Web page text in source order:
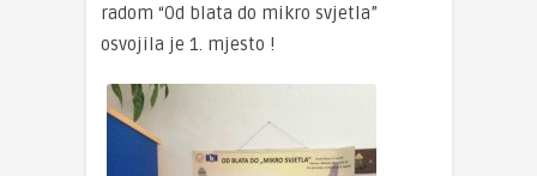
radom “Od blata do mikro svjetla”
osvojila je 1. mjesto !